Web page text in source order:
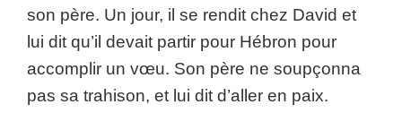
son père. Un jour, il se rendit chez David et
lui dit qu’il devait partir pour Hébron pour
accomplir un vœu. Son père ne soupçonna
pas sa trahison, et lui dit d’aller en paix.